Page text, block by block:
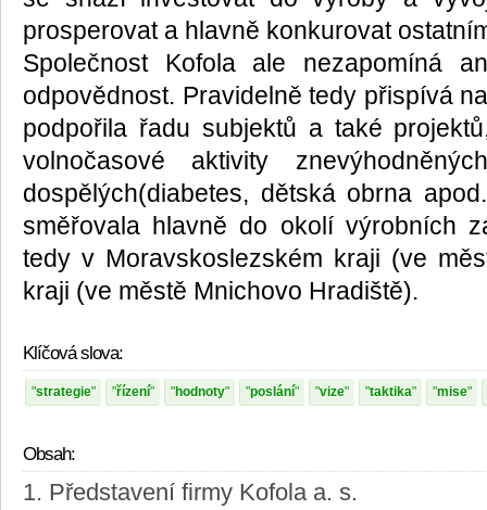
prosperovat a hlavně konkurovat
Společnost Kofola ale nezapomíná
odpovědnost. Pravidelně tedy přispívá
podpořila řadu subjektů a také
volnočasové aktivity
dospělých(diabetes, dětská obrna
směřovala hlavně do okolí výrobních
tedy v Moravskoslezském kraji (ve
kraji (ve městě Mnichovo Hradiště).
Klíčová slova:
strategie řízení hodnoty poslání vize taktika mise
Obsah:
1. Představení firmy Kofola a. s.